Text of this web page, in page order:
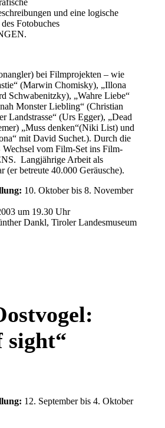
und eine logische
Fotobuches
bei Filmprojekten – wie
(Marwin Chomisky), „Illona
Schwabenitzky), „Wahre Liebe“
Monster Liebling“ (Christian
Landstrasse“ (Urs Egger), „Dead
„Muss denken“(Niki List) und
mit David Suchet.). Durch die
vom Film-Set ins Film-
Langjährige Arbeit als
(er betreute 40.000 Geräusche).
10. Oktober bis 8. November
um 19.30 Uhr
Dankl, Tiroler Landesmuseum
sight“
12. September bis 4. Oktober